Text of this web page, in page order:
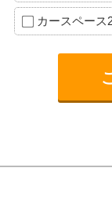
カースペース